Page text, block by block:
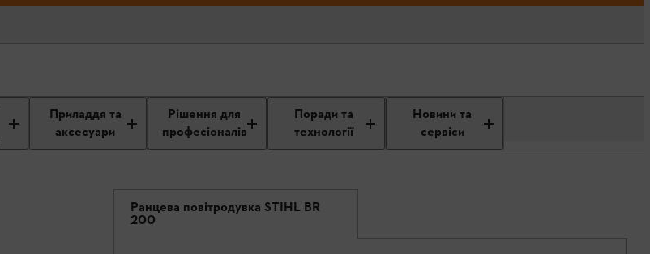
Приладдя та
аксесуари
Рішення для
професіоналів
Поради та
технології
Новини та
сервіси
Ранцева повітродувка STIHL BR
200